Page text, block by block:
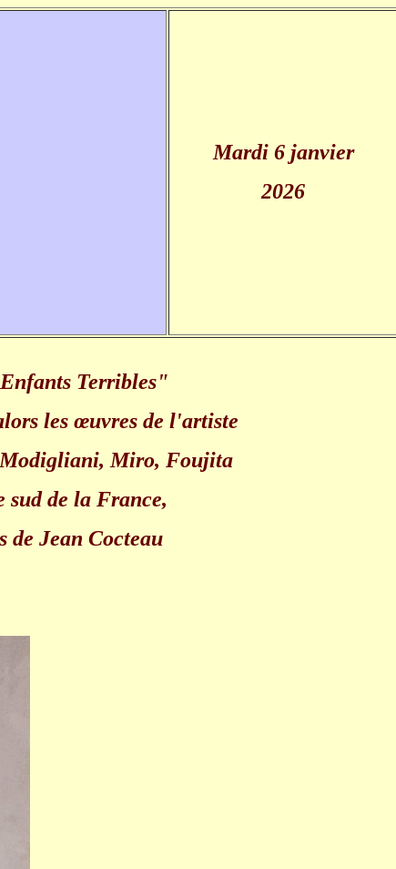
Mardi 6 janvier
2026
Terribles"
les œuvres de l'artiste
Modigliani, Miro, Foujita
sud de la France,
de Jean Cocteau